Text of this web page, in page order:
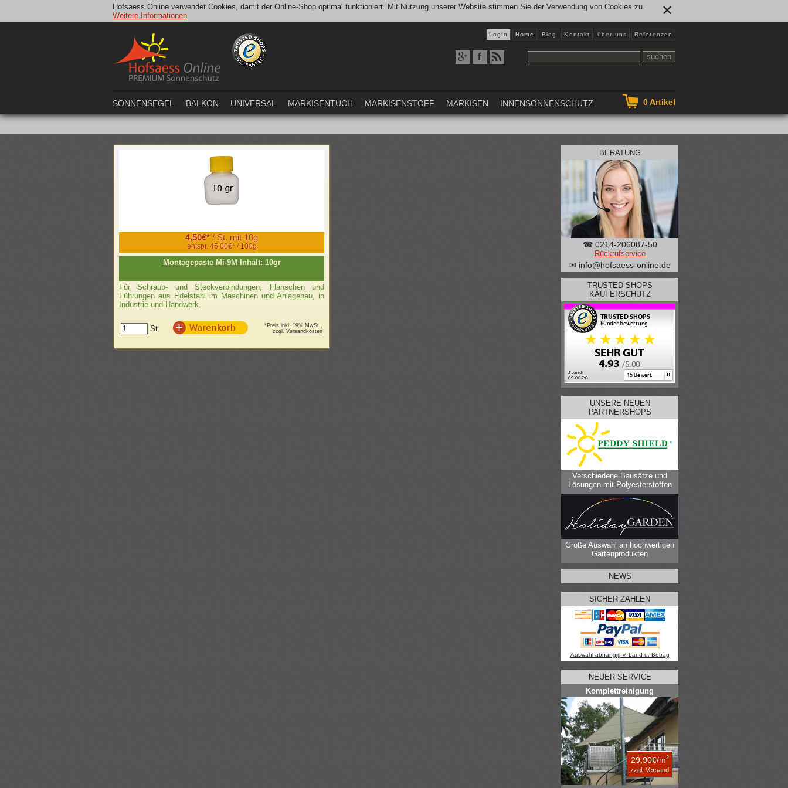
Hofsaess Online verwendet Cookies, damit der Online-Shop optimal funktioniert. Mit Nutzung unserer Website stimmen Sie der Verwendung von Cookies zu.
Weitere Informationen
✕
Login Home Blog Kontakt über uns Referenzen
0Artikel
SONNENSEGEL BALKON UNIVERSAL MARKISENTUCH MARKISENSTOFF MARKISEN INNENSONNENSCHUTZ
4,50€*/ St. mit 10g
entspr. 45,00€* / 100g
Montagepaste Mi-9M Inhalt: 10gr
Für Schraub- und Steckverbindungen, Flanschen und
Führungen aus Edelstahl im Maschinen und Anlagebau, in
Industrie und Handwerk.
St.
*Preis inkl. 19% MwSt.,
zzgl. Versandkosten
BERATUNG
☎ 0214-206087-50
Rückrufservice
✉ info@hofsaess-online.de
TRUSTED SHOPS
KÄUFERSCHUTZ
UNSERE NEUEN
PARTNERSHOPS
Verschiedene Bausätze und
Lösungen mit Polyesterstoffen
Große Auswahl an hochwertigen
Gartenprodukten
NEWS
SICHER ZAHLEN
Auswahl abhängig v. Land u. Betrag
NEUER SERVICE
Komplettreinigung
29,90€/m2
zzgl. Versand